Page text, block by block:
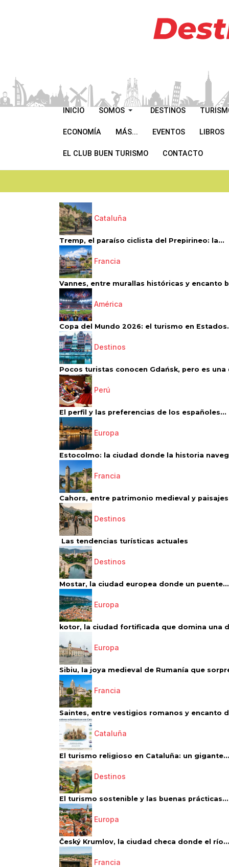
INICIO SOMOS DESTINOS
ECONOMÍA MÁS... EVENTOS LIBROS
EL CLUB BUEN TURISMO CONTACTO
Cataluña
Tremp, el paraíso ciclista del Prepirineo: la...
Francia
Vannes, entre murallas históricas y encanto
América
Copa del Mundo 2026: el turismo en
Destinos
Pocos turistas conocen Gdańsk, pero es una
Perú
El perfil y las preferencias de los españoles...
Europa
Estocolmo: la ciudad donde la historia
Francia
Cahors, entre patrimonio medieval y paisajes
Destinos
Las tendencias turísticas actuales
Destinos
Mostar, la ciudad europea donde un puente...
Europa
kotor, la ciudad fortificada que domina una
Europa
Sibiu, la joya medieval de Rumanía que
Francia
Saintes, entre vestigios romanos y encanto
Cataluña
El turismo religioso en Cataluña: un gigante...
Destinos
El turismo sostenible y las buenas prácticas...
Europa
Český Krumlov, la ciudad checa donde el río...
Francia